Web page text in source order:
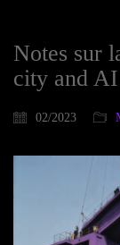
Notes sur
city and AI
02/2023